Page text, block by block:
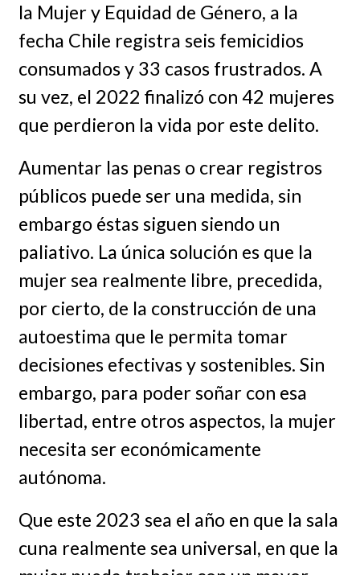
la Mujer y Equidad de Género, a la
fecha Chile registra seis femicidios
consumados y 33 casos frustrados. A
su vez, el 2022 finalizó con 42 mujeres
que perdieron la vida por este delito.
Aumentar las penas o crear registros
públicos puede ser una medida, sin
embargo éstas siguen siendo un
paliativo. La única solución es que la
mujer sea realmente libre, precedida,
por cierto, de la construcción de una
autoestima que le permita tomar
decisiones efectivas y sostenibles. Sin
embargo, para poder soñar con esa
libertad, entre otros aspectos, la mujer
necesita ser económicamente
autónoma.
Que este 2023 sea el año en que la sala
cuna realmente sea universal, en que la